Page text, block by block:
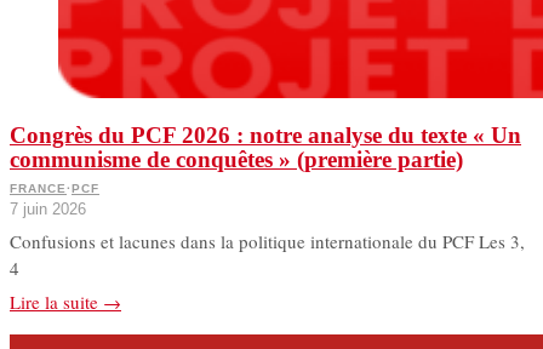
Congrès du PCF 2026 : notre analyse du texte « Un
communisme de conquêtes » (première partie)
FRANCE·PCF
7 juin 2026
Confusions et lacunes dans la politique internationale du PCF Les 3,
4
Lire la suite →